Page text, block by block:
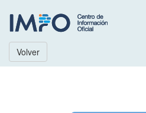
Volver